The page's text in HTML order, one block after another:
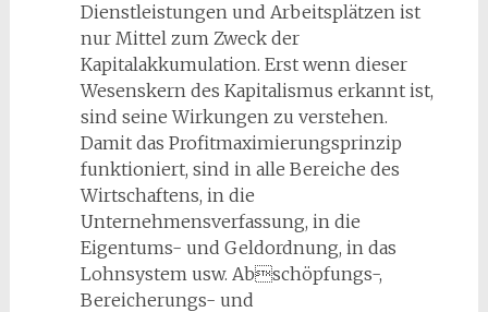
Dienstleistungen und Arbeitsplätzen ist
nur Mittel zum Zweck der
Kapitalakkumulation. Erst wenn dieser
Wesenskern des Kapitalismus erkannt ist,
sind seine Wirkungen zu verstehen.
Damit das Profitmaximierungsprinzip
funktioniert, sind in alle Bereiche des
Wirtschaftens, in die
Unternehmensverfassung, in die
Eigentums- und Geldordnung, in das
Lohnsystem usw. Abschöpfungs-,
Bereicherungs- und